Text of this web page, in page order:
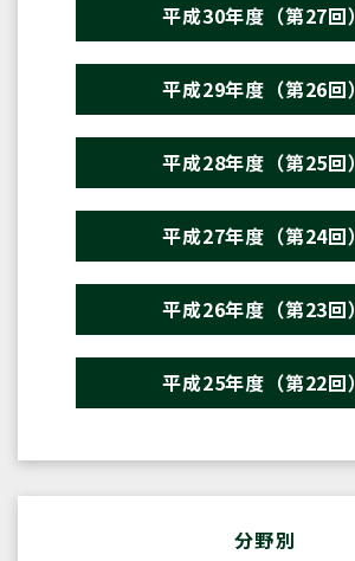
平成30年度（第27回）
平成29年度（第26回）
平成28年度（第25回）
平成27年度（第24回）
平成26年度（第23回）
平成25年度（第22回）
分野別